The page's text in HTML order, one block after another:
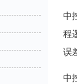
中
程
误
中